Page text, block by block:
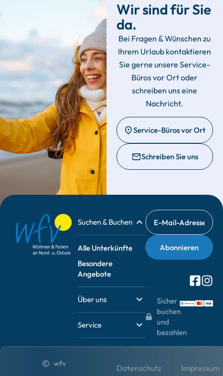
Wir sind für Sie
da.
Bei Fragen & Wünschen zu
Ihrem Urlaub kontaktieren
Sie gerne unsere Service-
Büros vor Ort oder
schreiben uns eine
Nachricht.
Service-Büros vor Ort
Schreiben Sie uns
Suchen & Buchen
Alle Unterkünfte
Besondere
Angebote
Über uns
Service
Sicher
buchen
und
bezahlen
wfv Datenschutz Impressum